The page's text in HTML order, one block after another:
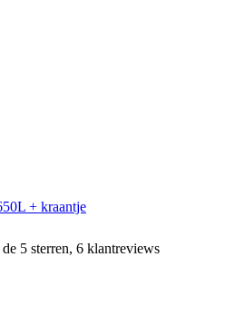
+ kraantje
5 sterren, 6 klantreviews